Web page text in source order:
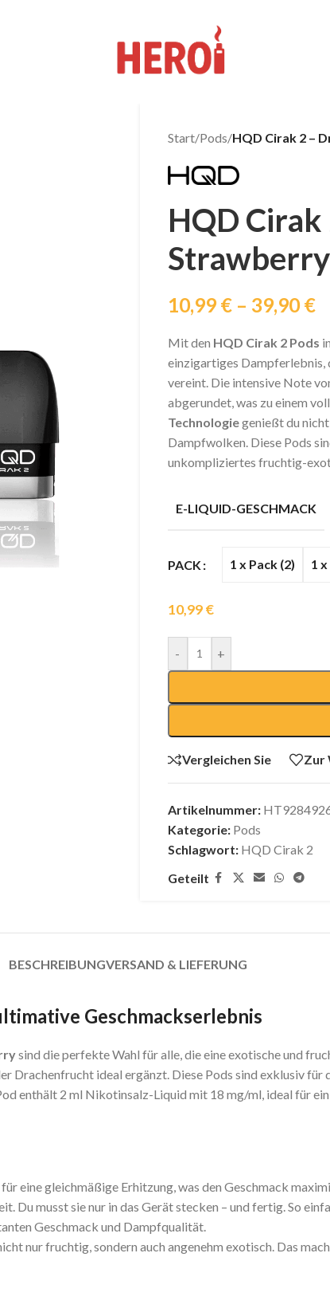
Start/Pods/HQD Cirak 2 –
HQD Cirak
10,99€ – 39,90€
Mit den HQD Cirak 2 Pods
einzigartiges Dampferlebnis,
vereint. Die intensive Note
abgerundet, was zu einem
Technologiegenießt du nicht
Dampfwolken. Diese Pods
unkompliziertes fruchtig-
E-LIQUID-GESCHMACK
PACK 1 x Pack (2) 1
10,99€
- +
Vergleichen Sie Zur
Artikelnummer:
Kategorie: Pods
Schlagwort: HQD Cirak 2
Geteilt
BESCHREIBUNGVERSAND & LIEFERUNG
Geschmackserlebnis
sind die perfekte Wahl für alle, die eine exotische und
Drachenfrucht ideal ergänzt. Diese Pods sind exklusiv für
enthält 2 ml Nikotinsalz-Liquid mit 18 mg/ml, ideal für
eine gleichmäßige Erhitzung, was den Geschmack
Du musst sie nur in das Gerät stecken – und fertig. So
Geschmack und Dampfqualität.
nur fruchtig, sondern auch angenehm exotisch. Das